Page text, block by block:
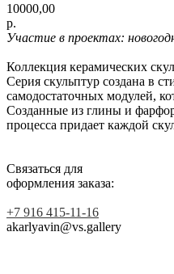
10000,00
р.
Участие в проектах:
Коллекция керамических
Серия скульптур создана в
самодостаточных модулей,
Созданные из глины и
процесса придает каждой
Связаться для
оформления заказа:
+7 916 415-11-16
akarlyavin@vs.gallery